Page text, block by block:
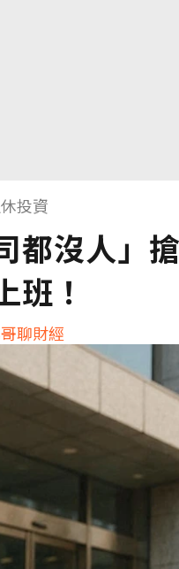
投資
都沒人」
班！
聊財經